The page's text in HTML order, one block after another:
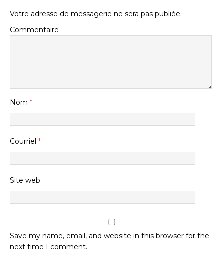
Votre adresse de messagerie ne sera pas publiée.
Commentaire
Nom *
Courriel *
Site web
Save my name, email, and website in this browser for the
next time I comment.